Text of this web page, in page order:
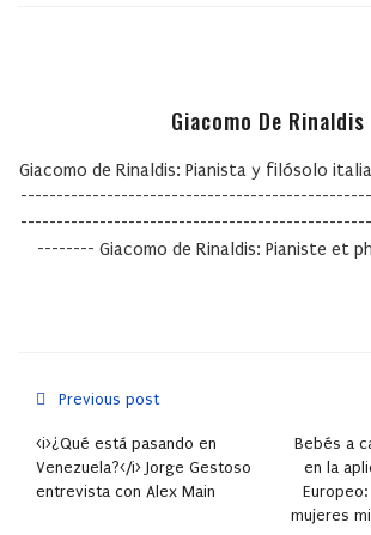
Giacomo De Rinaldis
Giacomo de Rinaldis: Pianista y filósolo
-------- Giacomo de Rinaldis: Pianiste et
Previous post
<i>¿Qué está pasando en
Venezuela?</i> Jorge Gestoso
entrevista con Alex Main
Bebés a
en la
mujeres